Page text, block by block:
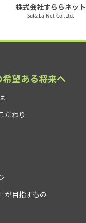
株式会社すららネット
SuRaLa Net Co.,Ltd.
望ある将来へ
だわり
が目指すもの